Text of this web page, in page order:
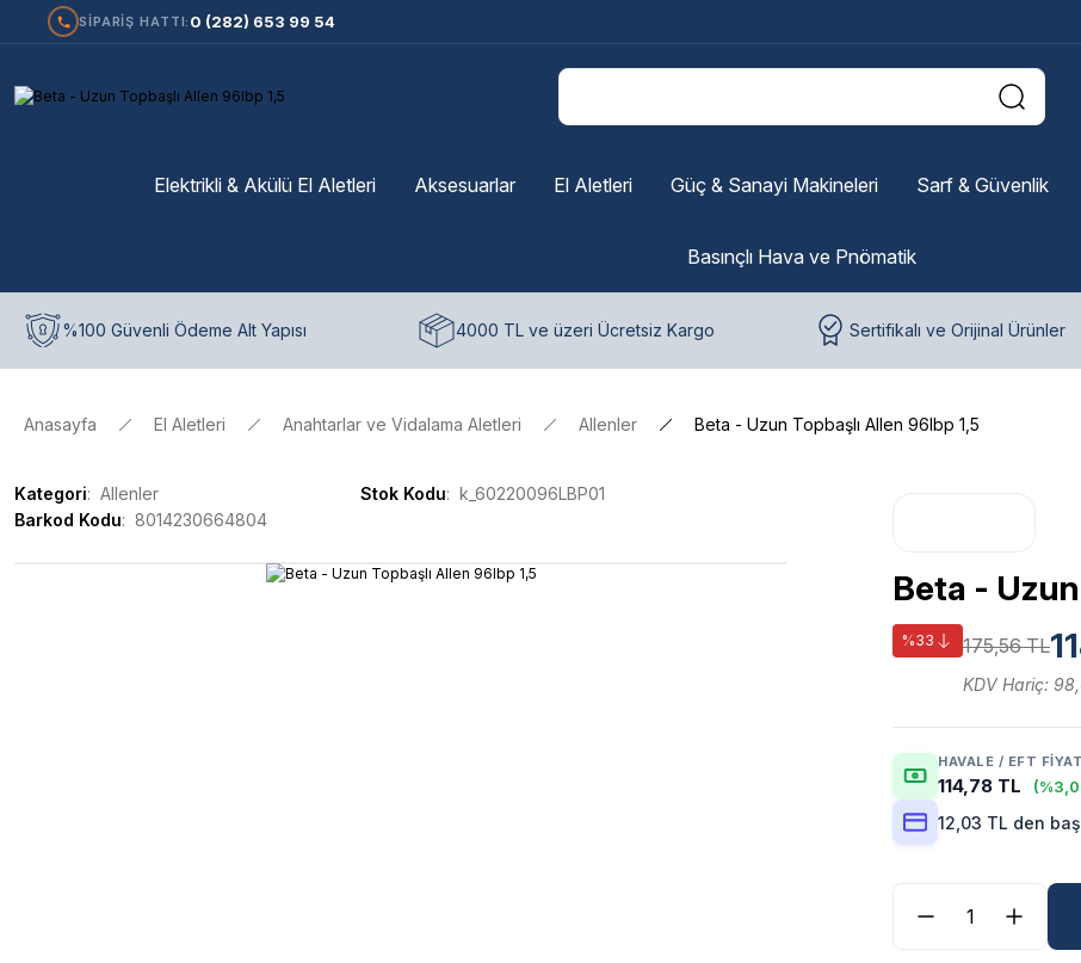
SİPARİŞ HATTI: 0 (282) 653 99 54
Elektrikli & Akülü El Aletleri Aksesuarlar El Aletleri Güç & Sanayi Makineleri Sarf & Güvenlik
Basınçlı Hava ve Pnömatik
%100 Güvenli Ödeme Alt Yapısı 4000 TL ve üzeri Ücretsiz Kargo Sertifikalı ve Orijinal Ürünler
Anasayfa El Aletleri Anahtarlar ve Vidalama Aletleri Allenler Beta - Uzun Topbaşlı Allen 96lbp 1,5
Kategori Allenler Stok Kodu
k_60220096LBP01
Barkod Kodu
8014230664804
Beta -
%33 175,56 TL
KDV Hariç:
HAVALE / EFT
114,78 TL
12,03 TL den